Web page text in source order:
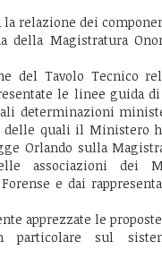
relazione dei
della Magistratura
del Tavolo Tecnico
le linee guida
determinazioni
quali il Ministero
Orlando sulla
associazioni dei
e dai
apprezzate le
sul